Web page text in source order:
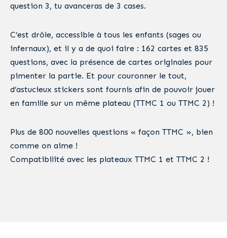
question 3, tu avanceras de 3 cases.
C’est drôle, accessible à tous les enfants (sages ou
infernaux), et il y a de quoi faire : 162 cartes et 835
questions, avec la présence de cartes originales pour
pimenter la partie. Et pour couronner le tout,
d’astucieux stickers sont fournis afin de pouvoir jouer
en famille sur un même plateau (TTMC 1 ou TTMC 2) !
Plus de 800 nouvelles questions « façon TTMC », bien
comme on aime !
Compatibilité avec les plateaux TTMC 1 et TTMC 2 !